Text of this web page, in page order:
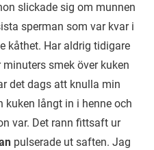
slickade sig om munnen
sperman som var kvar i
kåthet. Har aldrig tidigare
smek över kuken
det dags att knulla min
kuken långt in i henne och
var. Det rann fittsaft ur
pulserade ut saften. Jag